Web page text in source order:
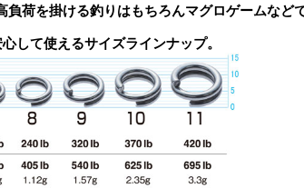
負荷を掛ける釣りはもちろんマグロゲームなど
して使えるサイズラインナップ。